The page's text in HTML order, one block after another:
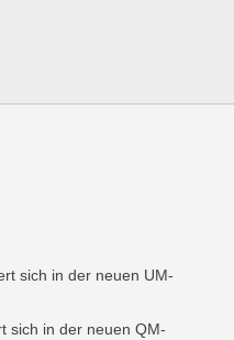
sich in der neuen UM-
sich in der neuen QM-